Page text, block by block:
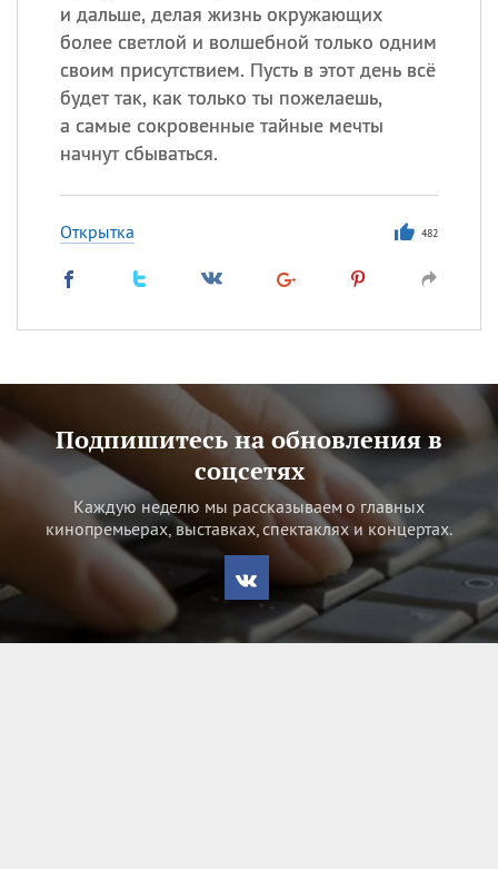
и дальше, делая жизнь окружающих
более светлой и волшебной только одним
своим присутствием. Пусть в этот день всё
будет так, как только ты пожелаешь,
а самые сокровенные тайные мечты
начнут сбываться.
Открытка 482
Подпишитесь на обновления в
соцсетях
Каждую неделю мы рассказываем о главных
кинопремьерах, выставках, спектаклях и концертах.